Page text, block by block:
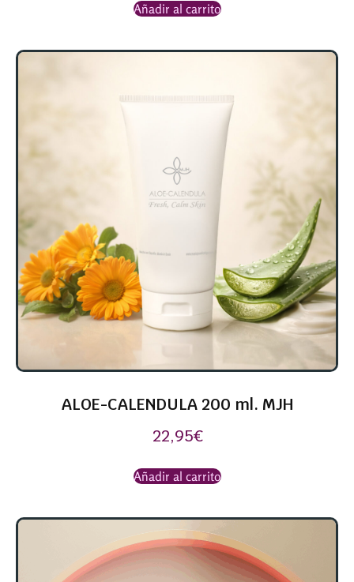
Añadir al carrito
ALOE-CALENDULA 200 ml. MJH
22,95€
Añadir al carrito